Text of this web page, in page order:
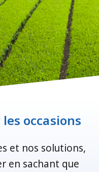
occasions
et nos solutions,
en sachant que